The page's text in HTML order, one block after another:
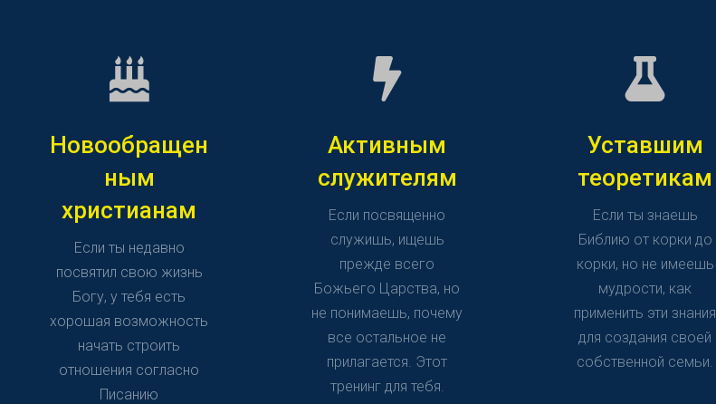
Новообращен
ным
христианам
Если ты недавно
посвятил свою жизнь
Богу, у тебя есть
хорошая возможность
начать строить
отношения согласно
Писанию
Активным
служителям
Если посвященно
служишь, ищешь
прежде всего
Божьего Царства, но
не понимаешь, почему
все остальное не
прилагается. Этот
тренинг для тебя.
Уставшим
теоретикам
Если ты знаешь
Библию от корки до
корки, но не имеешь
мудрости, как
применить эти знания
для создания своей
собственной семьи.